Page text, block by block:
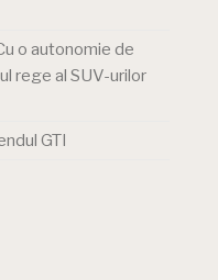
o autonomie de
rege al SUV-urilor
GTI